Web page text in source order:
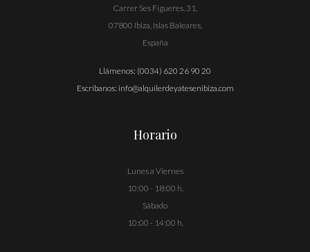
Carrer Ses Figueres, 31,
07800 Ibiza, Islas Baleares,
España
Llámenos: (0034) 620 26 90 20
Escríbanos: info@alquilerdeyatesenibiza.com
Horario
Lunes a Viernes
10:00 - 18:00 h.
Sábado
10:00 - 14:00 h.